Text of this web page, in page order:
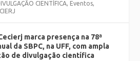
CIENTÍFICA, Eventos,
marca presença na 78ª
da SBPC, na UFF, com ampla
de divulgação científica